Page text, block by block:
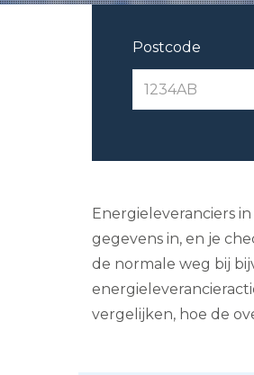
Postcode
Energieleveranciers
gegevens in, en je
de normale weg bij
vergelijken, hoe de